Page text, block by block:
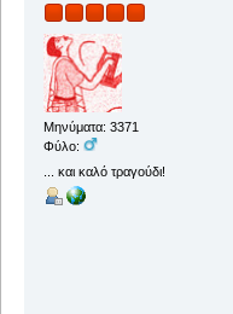
Μηνύματα: 3371
Φύλο:
... και καλό τραγούδι!